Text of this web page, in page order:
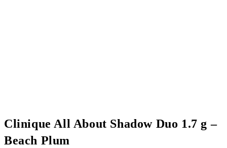
Clinique All About Shadow Duo 1.7 g –
Beach Plum